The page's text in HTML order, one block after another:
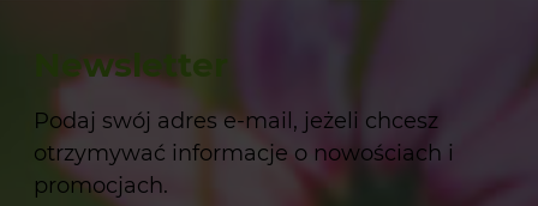
Newsletter
Podaj swój adres e-mail, jeżeli chcesz
otrzymywać informacje o nowościach i
promocjach.